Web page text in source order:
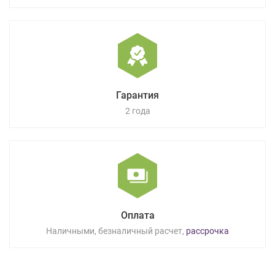
Гарантия
2 года
Оплата
Наличными, безналичный расчет, рассрочка